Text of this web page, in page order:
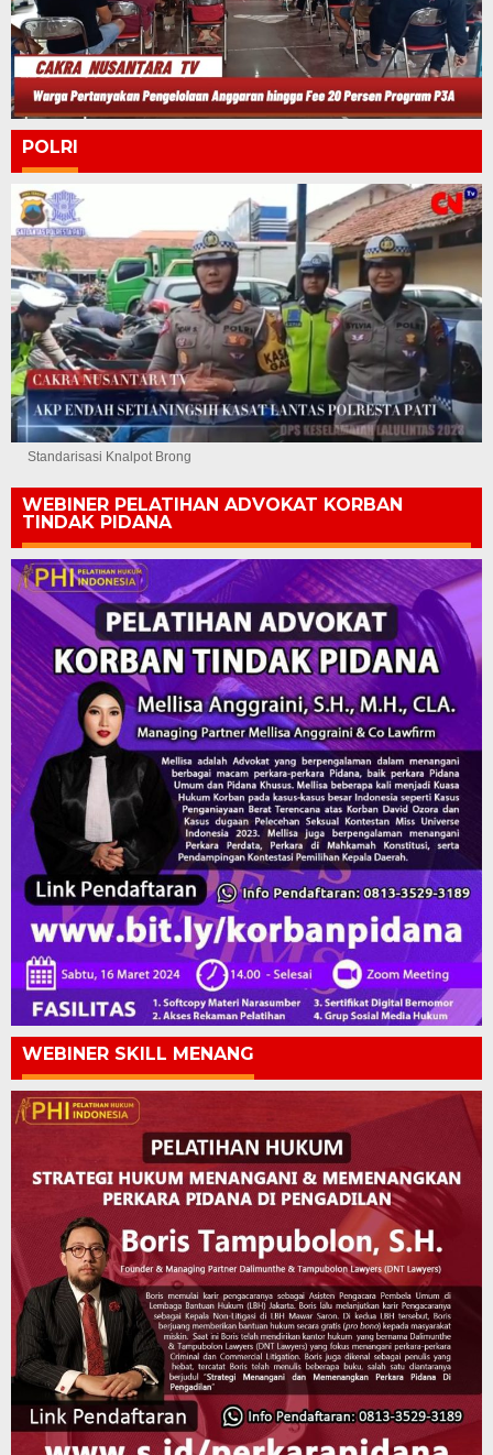
POLRI
Standarisasi Knalpot Brong
WEBINER PELATIHAN ADVOKAT KORBAN
TINDAK PIDANA
WEBINER SKILL MENANG